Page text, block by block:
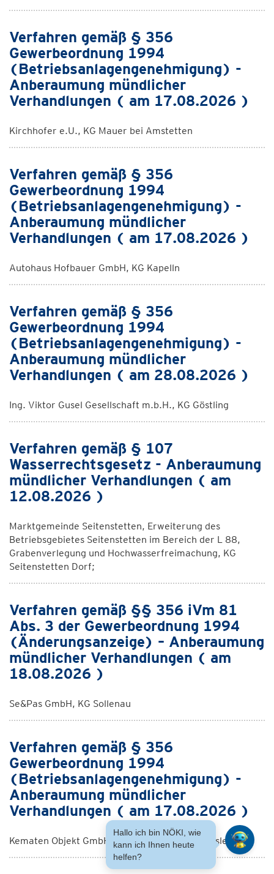
Verfahren gemäß § 356
Gewerbeordnung 1994
(Betriebsanlagengenehmigung) -
Anberaumung mündlicher
Verhandlungen ( am 17.08.2026 )
Kirchhofer e.U., KG Mauer bei Amstetten
Verfahren gemäß § 356
Gewerbeordnung 1994
(Betriebsanlagengenehmigung) -
Anberaumung mündlicher
Verhandlungen ( am 17.08.2026 )
Autohaus Hofbauer GmbH, KG Kapelln
Verfahren gemäß § 356
Gewerbeordnung 1994
(Betriebsanlagengenehmigung) -
Anberaumung mündlicher
Verhandlungen ( am 28.08.2026 )
Ing. Viktor Gusel Gesellschaft m.b.H., KG Göstling
Verfahren gemäß § 107
Wasserrechtsgesetz - Anberaumung
mündlicher Verhandlungen ( am
12.08.2026 )
Marktgemeinde Seitenstetten, Erweiterung des
Betriebsgebietes Seitenstetten im Bereich der L 88,
Grabenverlegung und Hochwasserfreimachung, KG
Seitenstetten Dorf;
Verfahren gemäß §§ 356 iVm 81
Abs. 3 der Gewerbeordnung 1994
(Änderungsanzeige) – Anberaumung
mündlicher Verhandlungen ( am
18.08.2026 )
Se&Pas GmbH, KG Sollenau
Verfahren gemäß § 356
Gewerbeordnung 1994
(Betriebsanlagengenehmigung) -
Anberaumung mündlicher
Verhandlungen ( am 17.08.2026 )
Kematen Objekt GmbH & Co KG, KG Niederhausleiten
Hallo ich bin NÖKI, wie
kann ich Ihnen heute
helfen?